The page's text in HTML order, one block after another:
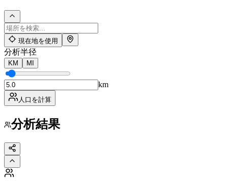
現在地を使用
分析半径
KM MI
km
人口を計算
分析結果